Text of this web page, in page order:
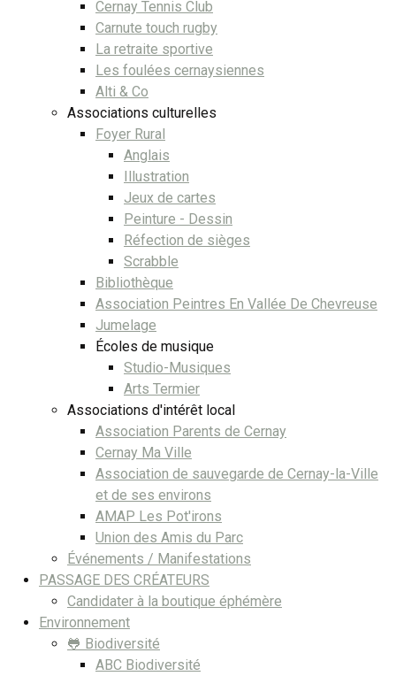
Cernay Tennis Club
Carnute touch rugby
La retraite sportive
Les foulées cernaysiennes
Alti & Co
Associations culturelles
Foyer Rural
Anglais
Illustration
Jeux de cartes
Peinture - Dessin
Réfection de sièges
Scrabble
Bibliothèque
Association Peintres En Vallée De Chevreuse
Jumelage
Écoles de musique
Studio-Musiques
Arts Termier
Associations d'intérêt local
Association Parents de Cernay
Cernay Ma Ville
Association de sauvegarde de Cernay-la-Ville
et de ses environs
AMAP Les Pot'irons
Union des Amis du Parc
Événements / Manifestations
PASSAGE DES CRÉATEURS
Candidater à la boutique éphémère
Environnement
🐸 Biodiversité
ABC Biodiversité